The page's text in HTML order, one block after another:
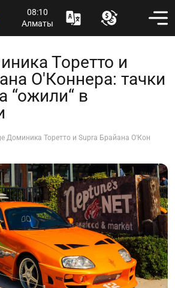
08:10
Алматы
Торетто и
О'Коннера: тачки
“ожили“ в
Доминика Торетто и Supra Брайана О'Коннера: